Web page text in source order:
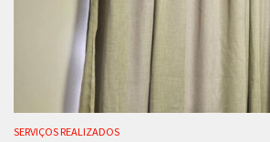
SERVIÇOS REALIZADOS